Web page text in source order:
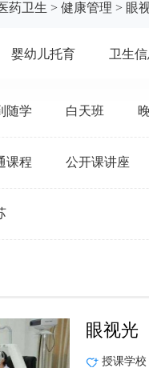
药卫生 > 健康管理 > 眼
婴幼儿托育 卫生
随学 白天班
课程 公开课讲座
眼视光
授课学校